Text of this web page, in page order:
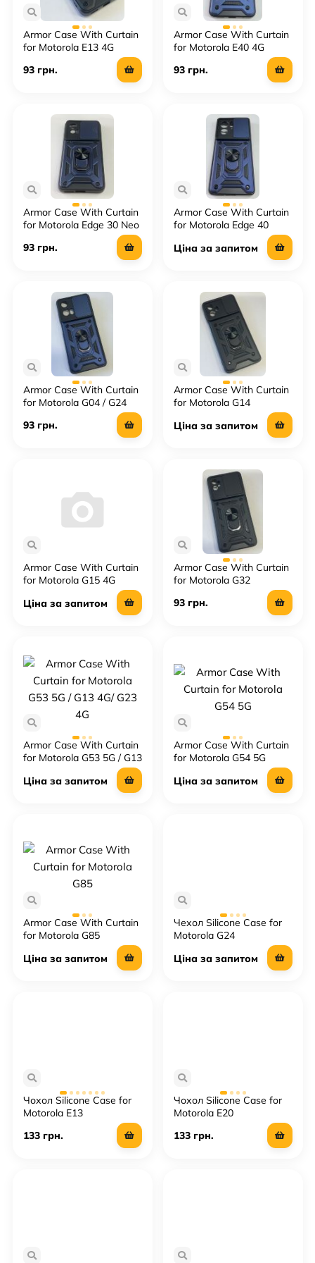
Armor Case With Curtain
for Motorola E13 4G
93 грн.
Armor Case With Curtain
for Motorola E40 4G
93 грн.
Armor Case With Curtain
for Motorola Edge 30 Neo
93 грн.
Armor Case With Curtain
for Motorola Edge 40
Ціна за запитом
Armor Case With Curtain
for Motorola G04 / G24
93 грн.
Armor Case With Curtain
for Motorola G14
Ціна за запитом
Armor Case With Curtain
for Motorola G15 4G
Ціна за запитом
Armor Case With Curtain
for Motorola G32
93 грн.
Armor Case With Curtain
for Motorola G53 5G / G13
Ціна за запитом
Armor Case With Curtain
for Motorola G54 5G
Ціна за запитом
Armor Case With Curtain
for Motorola G85
Ціна за запитом
Чехол Silicone Case for
Motorola G24
Ціна за запитом
Чохол Silicone Case for
Motorola E13
133 грн.
Чохол Silicone Case for
Motorola E20
133 грн.